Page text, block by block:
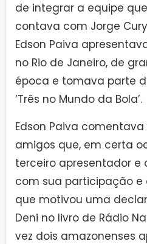
de integrar a equipe
contava com Jorge
Edson Paiva
no Rio de Janeiro, de
época e tomava parte
‘Três no Mundo da Bola’.
Edson Paiva
amigos que, em certa
terceiro apresentador e
com sua participação e
que motivou uma
Deni no livro de Rádio
vez dois amazonenses